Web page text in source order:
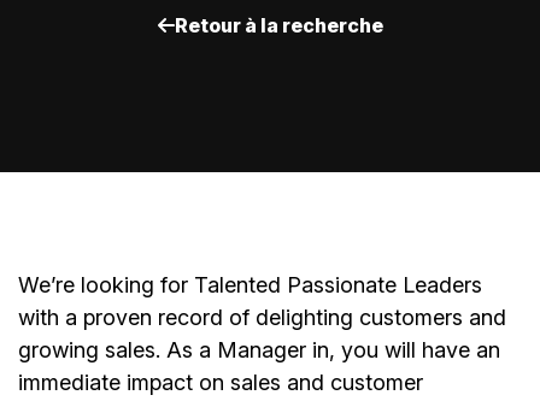
Retour à la recherche
We’re looking for Talented Passionate Leaders
with a proven record of delighting customers and
growing sales. As a Manager in, you will have an
immediate impact on sales and customer